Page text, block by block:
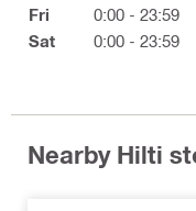
Fri
0:00 - 23:59
Sat
0:00 - 23:59
Nearby Hilti